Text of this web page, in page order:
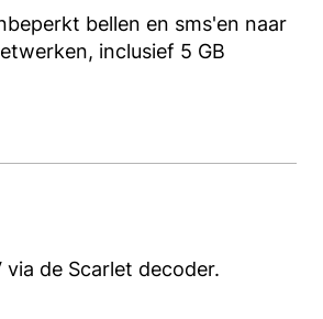
bellen en sms'en naar
inclusief 5 GB
via de Scarlet decoder.